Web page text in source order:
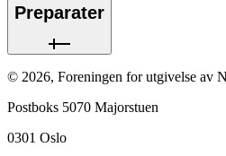
Preparater
© 2026, Foreningen for utgivelse av
Postboks 5070 Majorstuen
0301 Oslo